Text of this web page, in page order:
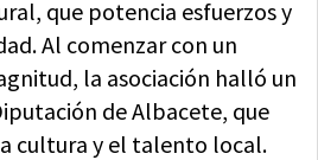
que potencia esfuerzos y
Al comenzar con un
la asociación halló un
de Albacete, que
cultura y el talento local.